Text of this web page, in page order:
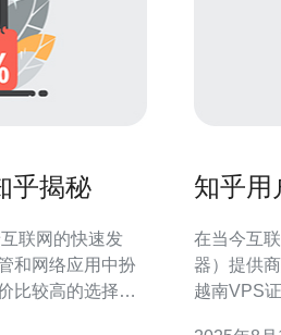
乎揭秘
和网络应用中扮
比较高的选择，
知乎用
在当今互
器）提供
越南VPS